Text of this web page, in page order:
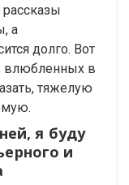
а
долго. Вот
влюбленных в
тяжелую
я буду
и